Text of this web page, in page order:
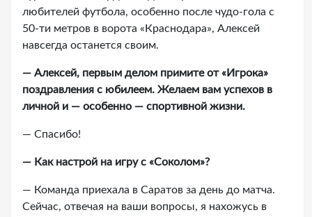
любителей футбола, особенно после чудо-гола с
50-ти метров в ворота «Краснодара», Алексей
навсегда останется своим.
— Алексей, первым делом примите от «Игрока»
поздравления с юбилеем. Желаем вам успехов в
личной и — особенно — спортивной жизни.
— Спасибо!
— Как настрой на игру с «Соколом»?
— Команда приехала в Саратов за день до матча.
Сейчас, отвечая на ваши вопросы, я нахожусь в